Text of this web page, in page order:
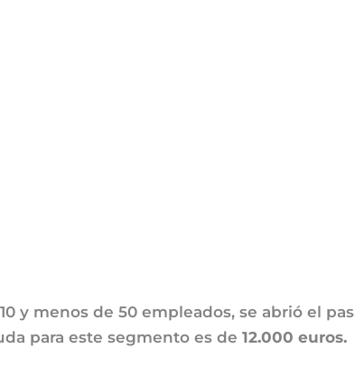
y menos de 50 empleados, se abrió el
para este segmento es de 12.000 euros.